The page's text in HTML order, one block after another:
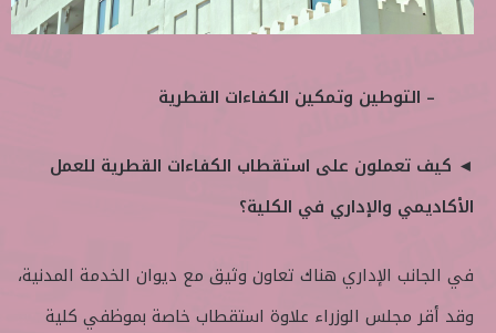
– التوطين وتمكين الكفاءات القطرية
◄ كيف تعملون على استقطاب الكفاءات القطرية للعمل
الأكاديمي والإداري في الكلية؟
في الجانب الإداري هناك تعاون وثيق مع ديوان الخدمة المدنية،
وقد أقر مجلس الوزراء علاوة استقطاب خاصة بموظفي كلية